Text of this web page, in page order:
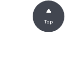
Top